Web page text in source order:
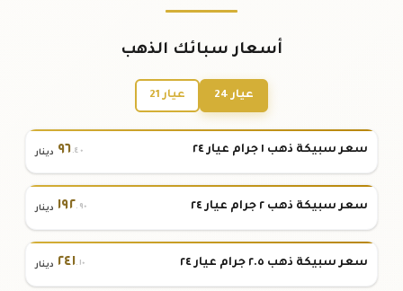
أسعار سبائك الذهب
عيار 24 عيار 21
سعر سبيكة ذهب ١ جرام عيار ٢٤ ٩٦.٤٠ دينار
سعر سبيكة ذهب ٢ جرام عيار ٢٤ ١٩٢.٩٠ دينار
سعر سبيكة ذهب ٢.٥ جرام عيار ٢٤ ٢٤١.١٠ دينار